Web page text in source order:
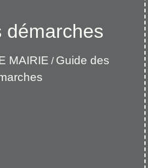
démarches
MAIRIE / Guide des